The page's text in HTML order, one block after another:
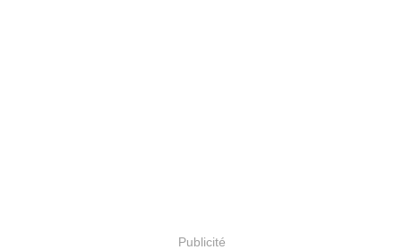
Publicité